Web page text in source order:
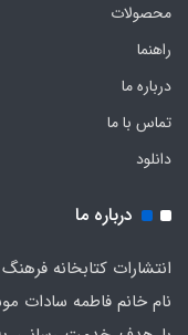
محصولات
راهنما
درباره ما
تماس با ما
دانلود
درباره ما
نام خانم فاطمه سادات